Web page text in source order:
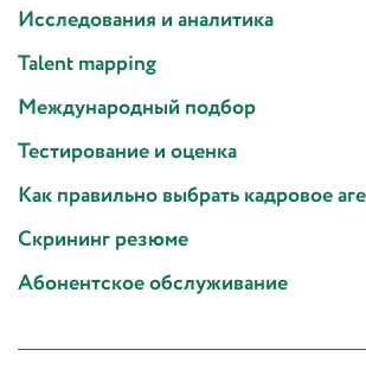
Исследования и аналитика
Talent mapping
Международный подбор
Тестирование и оценка
Как правильно выбрать кадровое
Скрининг резюме
Абонентское обслуживание